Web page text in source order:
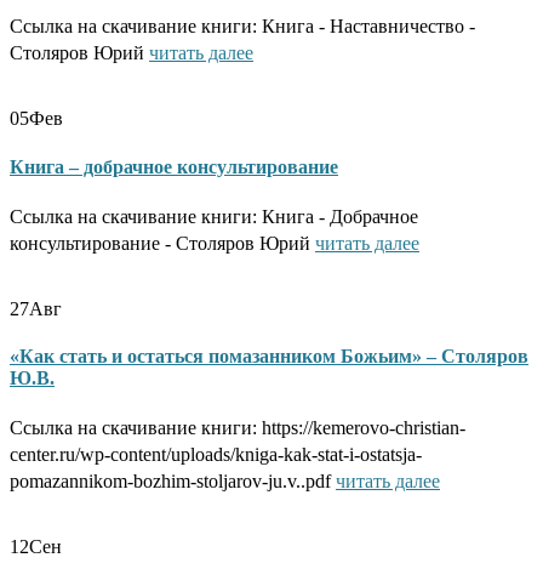
Ссылка на скачивание книги: Книга - Наставничество -
Столяров Юрий читать далее
05Фев
Книга – добрачное консультирование
Ссылка на скачивание книги: Книга - Добрачное
консультирование - Столяров Юрий читать далее
27Авг
«Как стать и остаться помазанником Божьим» – Столяров
Ю.В.
Ссылка на скачивание книги: https://kemerovo-christian-
center.ru/wp-content/uploads/kniga-kak-stat-i-ostatsja-
pomazannikom-bozhim-stoljarov-ju.v..pdfчитать далее
12Сен